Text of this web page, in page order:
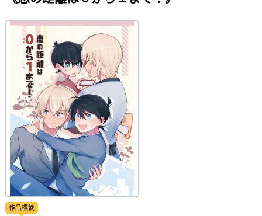
會員功能選單
會員中心
註冊會員
登入
作品標籤